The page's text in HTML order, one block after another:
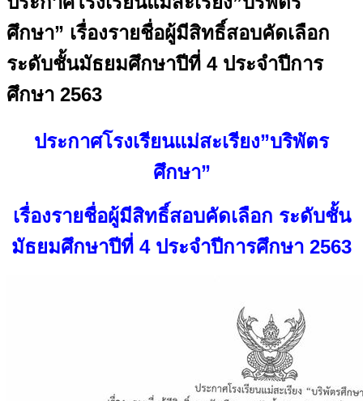
ศึกษา” เรื่องรายชื่อผู้มีสิทธิ์สอบคัดเลือก
ระดับชั้นมัธยมศึกษาปีที่ 4 ประจำปีการ
ศึกษา 2563
ประกาศโรงเรียนแม่สะเรียง”บริพัตร
ศึกษา”
เรื่องรายชื่อผู้มีสิทธิ์สอบคัดเลือก ระดับชั้น
มัธยมศึกษาปีที่ 4 ประจำปีการศึกษา 2563